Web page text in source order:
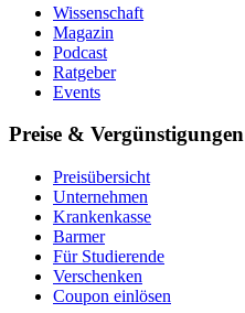
Wissenschaft
Magazin
Podcast
Ratgeber
Events
Preise & Vergünstigungen
Preisübersicht
Unternehmen
Krankenkasse
Barmer
Für Studierende
Ver­schen­ken
Coupon einlösen